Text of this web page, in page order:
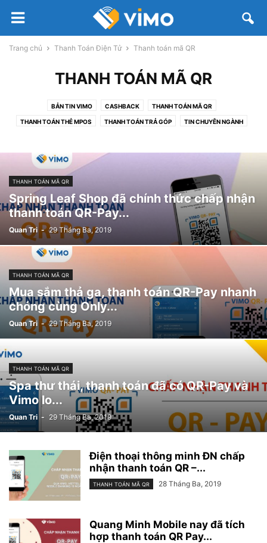
Trang chủ Thanh Toán Điện Tử Thanh toán mã QR
THANH TOÁN MÃ QR
BẢN TIN VIMO CASHBACK THANH TOÁN MÃ QR
THANH TOÁN THẺ MPOS THANH TOÁN TRẢ GÓP TIN CHUYÊN NGÀNH
THANH TOÁN MÃ QR
Spring Leaf Shop đã chính thức chấp nhận
thanh toán QR-Pay...
Quan Tri - 29 Tháng Ba, 2019
THANH TOÁN MÃ QR
Mua sắm thả ga, thanh toán QR-Pay nhanh
chóng cùng Only...
Quan Tri - 29 Tháng Ba, 2019
THANH TOÁN MÃ QR
Spa thư thái, thanh toán đã có QR-Pay và
Vimo lo...
Quan Tri - 29 Tháng Ba, 2019
Điện thoại thông minh ĐN chấp
nhận thanh toán QR –...
THANH TOÁN MÃ QR 28 Tháng Ba, 2019
Quang Minh Mobile nay đã tích
hợp thanh toán QR Pay...